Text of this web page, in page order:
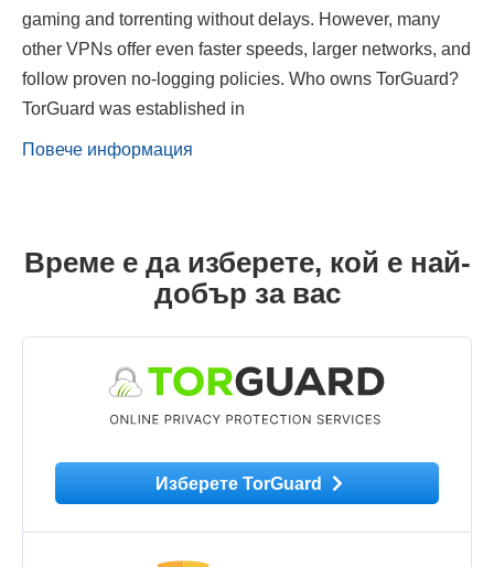
gaming and torrenting without delays. However, many
other VPNs offer even faster speeds, larger networks, and
follow proven no-logging policies. Who owns TorGuard?
TorGuard was established in
Повече информация
Време е да изберете, кой е най-
добър за вас
Изберете TorGuard